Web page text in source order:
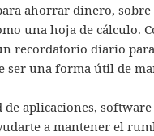
ahorrar dinero,
una hoja de cálculo.
recordatorio diario
ser una forma útil de
aplicaciones,
a mantener el